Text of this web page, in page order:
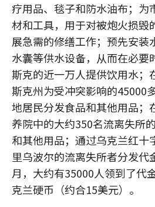
疗用品、毯子和防水油布；为
材和工具，用于对被炮火损毁
展急需的修缮工作；预先安装
水囊等供水设备，从而在必要
斯克的近一万人提供饮用水；
斯克州为受冲突影响的45000
地居民分发食品和其他用品；
养院中的大约350名流离失所
和其他用品；通过乌克兰红十
里乌波尔的流离失所者分发代
月，大约有35000人领到了代
克兰硬币（约合15美元）。